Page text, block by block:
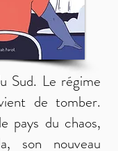
Sud. Le régime
de tomber.
pays du chaos,
son nouveau